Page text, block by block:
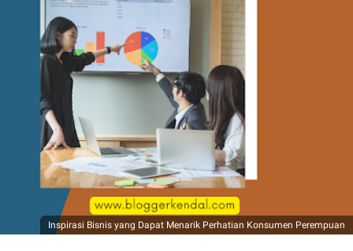
Inspirasi Bisnis yang Dapat Menarik Perhatian Konsumen Perempuan